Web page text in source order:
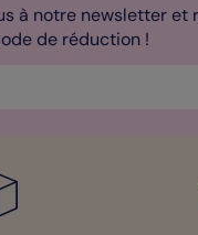
à notre newsletter et
de réduction !